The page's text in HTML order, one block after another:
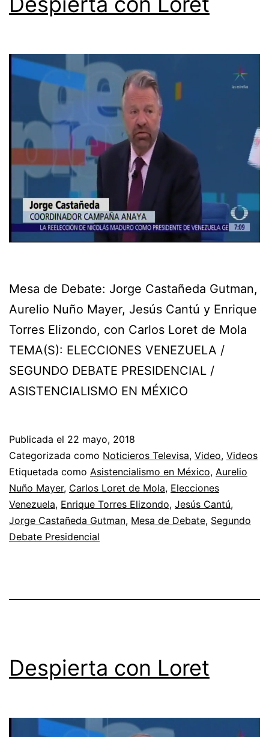
Mesa de Debate: Jorge Castañeda Gutman,
Aurelio Nuño Mayer, Jesús Cantú y Enrique
Torres Elizondo, con Carlos Loret de Mola
TEMA(S): ELECCIONES VENEZUELA /
SEGUNDO DEBATE PRESIDENCIAL /
ASISTENCIALISMO EN MÉXICO
Publicada el 22 mayo, 2018
Categorizada como Noticieros Televisa, Video, Videos
Etiquetada como Asistencialismo en México, Aurelio
Nuño Mayer, Carlos Loret de Mola, Elecciones
Venezuela, Enrique Torres Elizondo, Jesús Cantú,
Jorge Castañeda Gutman, Mesa de Debate, Segundo
Debate Presidencial
Despierta con Loret